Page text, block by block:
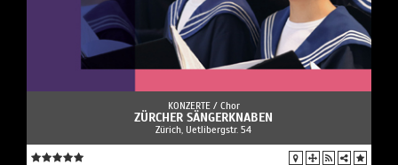
KONZERTE / Chor
ZÜRCHER SÄNGERKNABEN
Zürich, Uetlibergstr. 54